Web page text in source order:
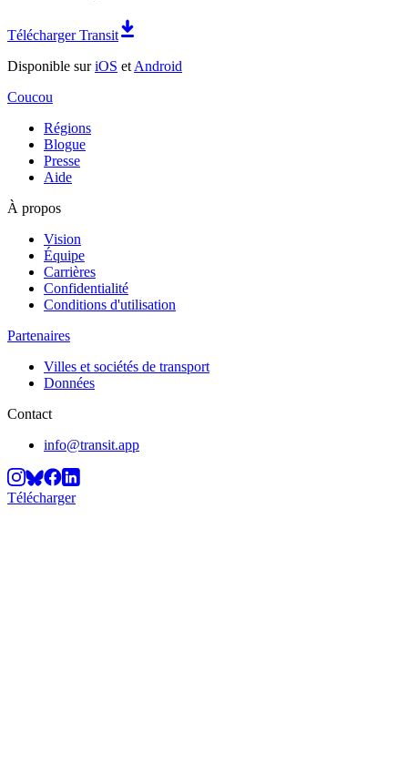
Télécharger Transit
Disponible suriOS et Android
Coucou
Régions
Blogue
Presse
Aide
À propos
Vision
Équipe
Carrières
Confidentialité
Conditions d'utilisation
Partenaires
Villes et sociétés de transport
Données
Contact
info@transit.app
Télécharger